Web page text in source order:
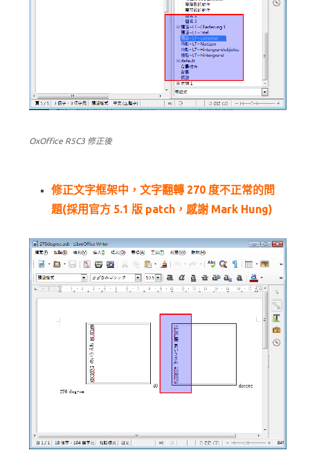
OxOffice R5C3 修正後
修正文字框架中，文字翻轉 270 度不正常的問
題(採用官方 5.1 版 patch，感謝 Mark Hung)